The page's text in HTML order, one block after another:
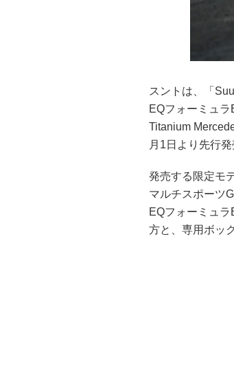
スントは、「
EQフォーミュ
Titanium
月1日より先行
発売する限定モ
マルチスポーツ
EQフォーミュ
方と、専用ボッ